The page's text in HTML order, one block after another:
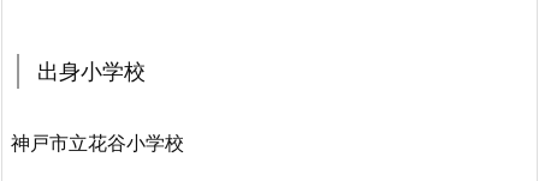
出身小学校
神戸市立花谷小学校